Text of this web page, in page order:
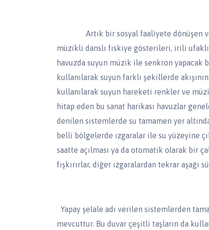
Artık bir sosyal faaliyete dönüşen ve
müzikli danslı fıskiye gösterileri, irili
havuzda suyun müzik ile senkron yapacak
kullanılarak suyun farklı şekillerde
kullanılarak suyun hareketi renkler ve
hitap eden bu sanat harikası havuzlar
denilen sistemlerde su tamamen yer
belli bölgelerde ızgaralar ile su yüzeyine
saatte açılması ya da otomatik olarak bir
fışkırırlar, diğer ızgaralardan tekrar aşağı
Yapay şelale adı verilen sistemlerden
mevcuttur. Bu duvar çeşitli taşların da